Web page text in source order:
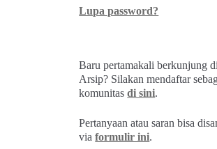
Lupa password?
Baru pertamakali berkunjung
Arsip? Silakan mendaftar
komunitasdi sini.
Pertanyaan atau saran bisa
viaformulir ini.